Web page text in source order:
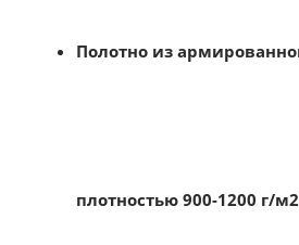
Полотно из
плотностью 900-1200 г/м2